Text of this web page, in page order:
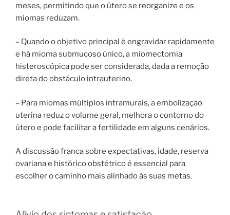
meses, permitindo que o útero se reorganize e os
miomas reduzam.
– Quando o objetivo principal é engravidar rapidamente
e há mioma submucoso único, a miomectomia
histeroscópica pode ser considerada, dada a remoção
direta do obstáculo intrauterino.
– Para miomas múltiplos intramurais, a embolização
uterina reduz o volume geral, melhora o contorno do
útero e pode facilitar a fertilidade em alguns cenários.
A discussão franca sobre expectativas, idade, reserva
ovariana e histórico obstétrico é essencial para
escolher o caminho mais alinhado às suas metas.